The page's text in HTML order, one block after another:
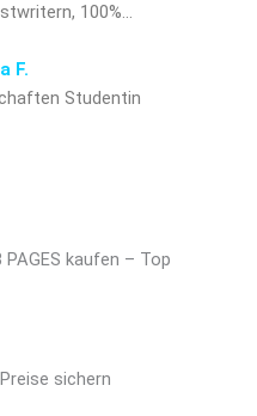
100%…
F.
Studentin
PAGES kaufen – Top
sichern